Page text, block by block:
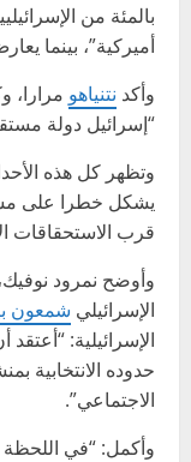
بالمئة من
أميركية”، بينما يعارض 29 بالمئة تلك
وأكد نتنياهو مرارا،
“إسرائيل دولة
وتظهر كل هذه
يشكل خطرا على
قرب الاستحقاقات
وأوضح نمرود
الإسرائيلي شمعون
الإسرائيلية:
حدوده الانتخابية
الاجتماعي”.
وأكمل: “في اللحظة